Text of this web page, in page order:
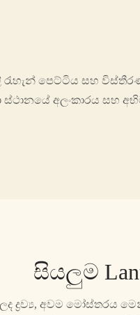
රැහැන් පෙට්ටිය සහ
අලංකාරය සහ
සියලුම
ද්‍රව්‍ය, අවම මෝස්තරය